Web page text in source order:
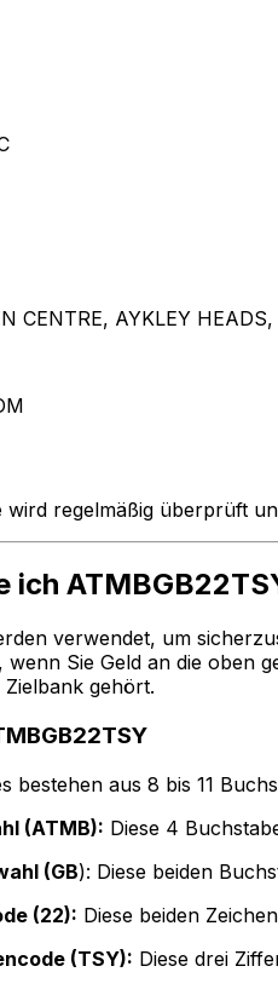
CENTRE, AYKLEY
wird regelmäßig überprüft
ich
verwendet, um
wenn Sie Geld an die oben
gehört.
bestehen aus 8 bis 11
(ATMB): Diese 4
(GB): Diese beiden
(22): Diese beiden
(TSY): Diese drei